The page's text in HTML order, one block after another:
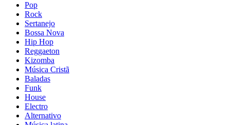
Pop
Rock
Sertanejo
Bossa Nova
Hip Hop
Reggaeton
Kizomba
Música Cristã
Baladas
Funk
House
Electro
Alternativo